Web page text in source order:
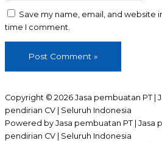
Save my name, email, and website
time I comment.
Copyright © 2026 Jasa pembuatan PT |
pendirian CV | Seluruh Indonesia
Powered by Jasa pembuatan PT | Jasa
pendirian CV | Seluruh Indonesia